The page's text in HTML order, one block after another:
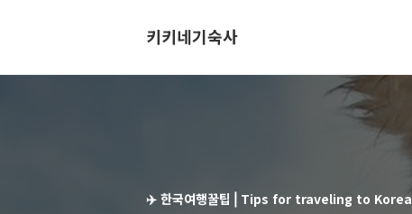
키키네기숙사
✈️ 한국여행꿀팁⎥ Tips for traveling to Korea